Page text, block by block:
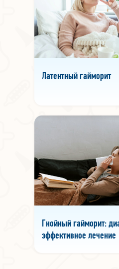
Латентный гайморит
Гнойный гайморит:
эффективное лечение